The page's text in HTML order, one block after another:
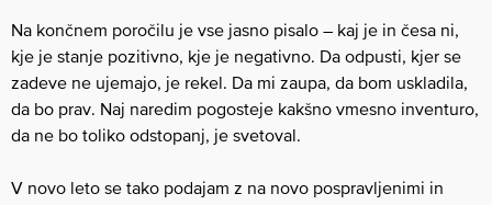
Na končnem poročilu je vse jasno pisalo – kaj je in česa ni,
kje je stanje pozitivno, kje je negativno. Da odpusti, kjer se
zadeve ne ujemajo, je rekel. Da mi zaupa, da bom uskladila,
da bo prav. Naj naredim pogosteje kakšno vmesno inventuro,
da ne bo toliko odstopanj, je svetoval.
V novo leto se tako podajam z na novo pospravljenimi in